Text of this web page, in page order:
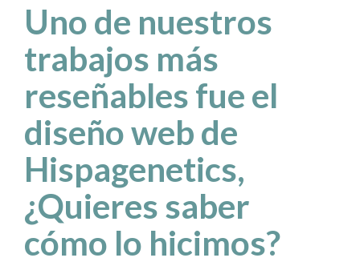
Uno de nuestros
trabajos más
reseñables fue el
diseño web de
Hispagenetics,
¿Quieres saber
cómo lo hicimos?